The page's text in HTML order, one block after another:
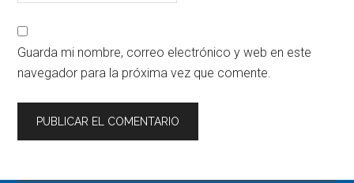
Guarda mi nombre, correo electrónico y web en este
navegador para la próxima vez que comente.